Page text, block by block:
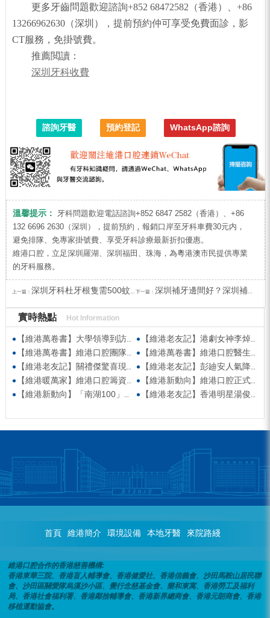
更多牙齒問題歡迎諮詢+852 68472582（香港）、+86
13266962630（深圳），提前預約仲可享受免費面診，影
CT服務，免掛號費。
推薦閲讀：
深圳牙科收費
諮詢牙醫 預約登記 WhatsApp諮詢
溫馨提示：
牙科問題歡迎電話諮詢+852 6847 2582（香港）、+86
132 6696 2630（深圳），提前預約，報銷口岸至牙科車費30元内，
避免排隊、免專家掛號費、享受牙科診療最新折扣優惠。
維港口腔，立足深圳羅湖、深圳福田、珠海，為粵港澳市民提供專業
的牙科服務。
上一篇： 深圳牙科杜牙根隻需500蚊？北上睇牙新選擇？ 下一篇： 深圳補牙邊間好？深圳補牙收費？牙齒哪些情況需要補牙？
實時熱點 Hot Information
【維港萬卷書】大學領導到訪維港口腔參觀交流 高度讚賞院感消毒與規範化管理
【維港老友記】港劇女神李焯寧現身維港口腔擔任一日店長，分享護牙心得
【維港萬卷書】維港口腔團隊走進香港書展 感受閱讀力量拓寬專業視野
【維港萬卷書】維港口腔醫生團隊受邀參與美國登士柏西諾德專題研討 聚焦無牙頜種植修復前沿策略
【維港老友記】關禮傑驚喜現身維港口腔出任明星一日CEO 即場演繹同分享經驗！
【維港老友記】彭廸安人氣降臨維港口腔任明星一日店長 勁歌熱舞快閃表演點燃全場！
【維港暖萬家】維港口腔籌資捐款援助廣西洪澇災區 攜手香港廣西南寧同鄉會共獻愛心
【維港新動向】維港口腔正式獲聘為「羅湖區社會醫療機構行業協會監事單位」
【維港新動向】「南湖100」品牌發佈會 維港口腔獲評「突出貢獻企業」殊榮
【維港老友記】香港明星湯俊明驚喜現身維港口腔 擔任明星一日店長！
首頁 維港簡介 環境設備 本地牙醫 來院路綫
維港口腔合作的香港慈善機構:
香港東華三院、香港盲人輔導會、香港健愛社、香港信義會、沙田馬鞍山居民聯
會、沙田區關愛隊烏溪沙小區、覺行念慈基金會、樂和東寓、香港勞工及福利
局、香港社會福利署、香港鄰捨輔導會、香港新界總商會、香港元朗商會、香港
移植運動協會。